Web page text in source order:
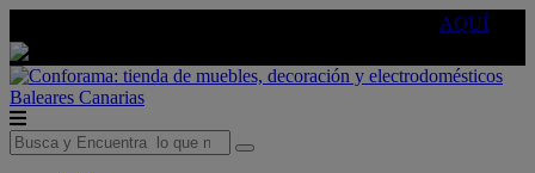
AQUÍ
Baleares Canarias